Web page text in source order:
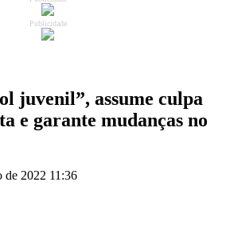
Publicidade
juvenil”, assume culpa
e garante mudanças no
de 2022 11:36